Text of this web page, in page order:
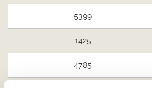
5399
1425
4785